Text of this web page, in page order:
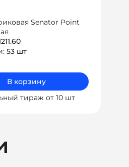
Senator Point
53 шт
В корзину
тираж от 10 шт